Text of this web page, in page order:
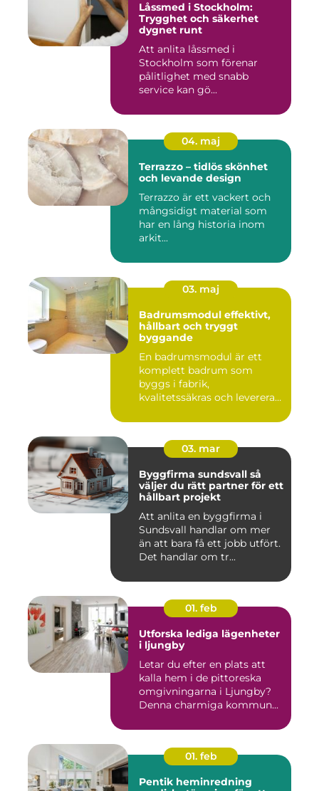
Låssmed i Stockholm:
Trygghet och säkerhet
dygnet runt
Att anlita låssmed i
Stockholm som förenar
pålitlighet med snabb
service kan gö...
04. maj
Terrazzo – tidlös skönhet
och levande design
Terrazzo är ett vackert och
mångsidigt material som
har en lång historia inom
arkit...
03. maj
Badrumsmodul effektivt,
hållbart och tryggt
byggande
En badrumsmodul är ett
komplett badrum som
byggs i fabrik,
kvalitetssäkras och levereras
03. mar
Byggfirma sundsvall så
väljer du rätt partner för ett
hållbart projekt
Att anlita en byggfirma i
Sundsvall handlar om mer
än att bara få ett jobb utfört.
Det handlar om tr...
01. feb
Utforska lediga lägenheter
i ljungby
Letar du efter en plats att
kalla hem i de pittoreska
omgivningarna i Ljungby?
Denna charmiga kommun...
01. feb
Pentik heminredning